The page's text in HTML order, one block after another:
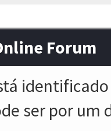
Forum
ser por um